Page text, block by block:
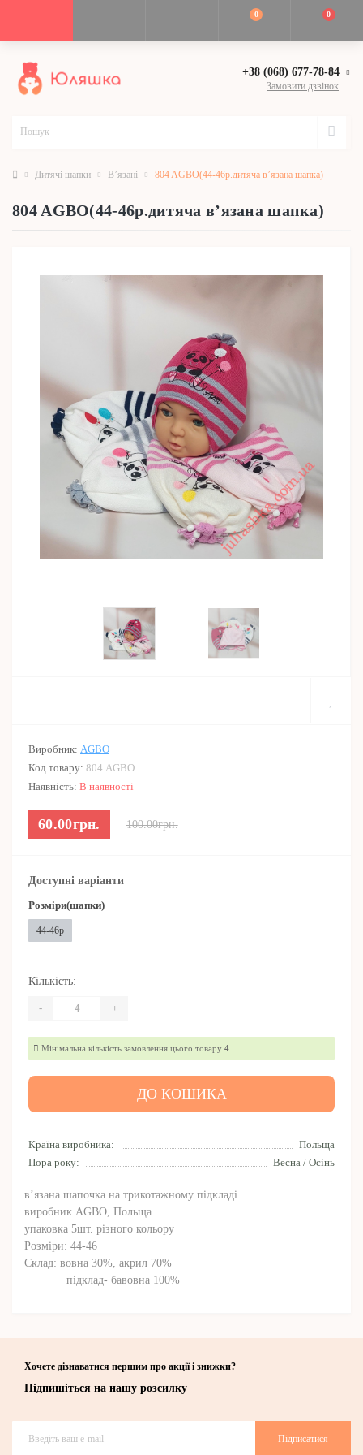
0 0
+38 (068) 677-78-84
Замовити дзвінок
Дитячі шапки В’язані 804 AGBO(44-46р.дитяча в’язана шапка)
804 AGBO(44-46р.дитяча в’язана шапка)
Виробник: AGBO
Код товару: 804 AGBO
Наявність: В наявності
60.00грн. 100.00грн.
Країна виробника:
Польща
Пора року:
Весна / Осінь
в’язана шапочка на трикотажному підкладі
виробник AGBO, Польща
упаковка 5шт. різного кольору
Розміри: 44-46
Склад: вовна 30%, акрил 70%
підклад- бавовна 100%
Доступні варіанти
Розміри(шапки)
44-46р
Кількість:
- +
Мінімальна кількість замовлення цього товару 4
ДО КОШИКА
Хочете дізнаватися першим про акції і знижки?
Підпишіться на нашу розсилку
Підписатися